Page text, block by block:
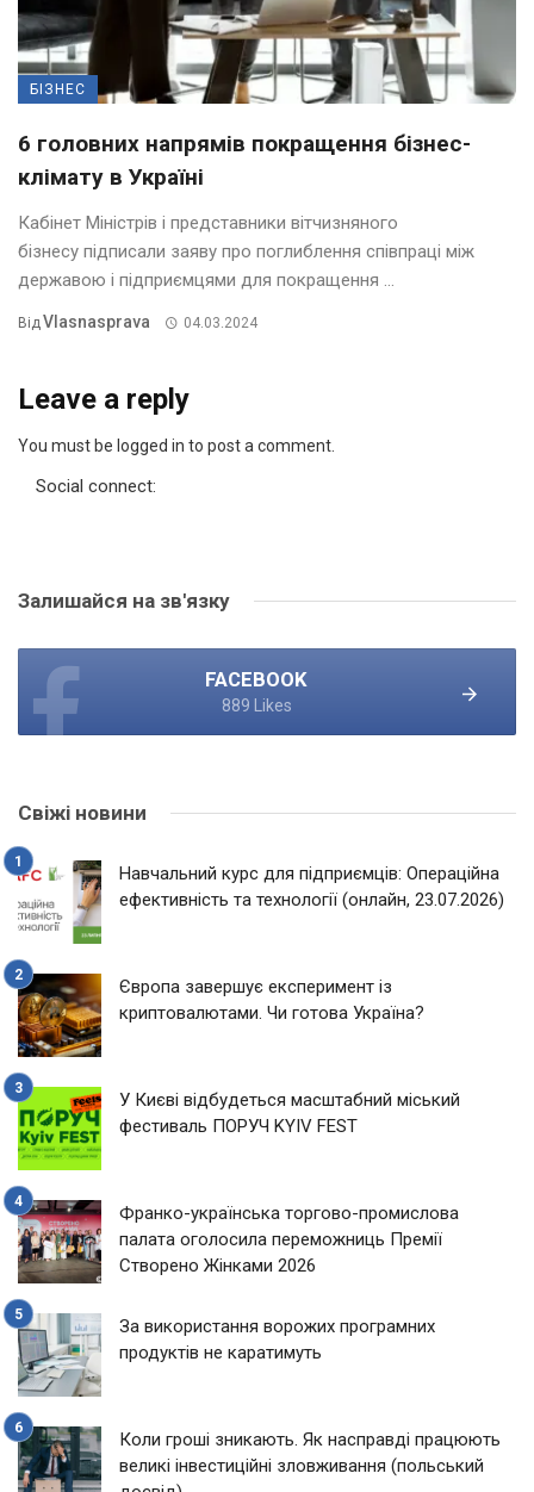
БІЗНЕС
6 головних напрямів покращення бізнес-
клімату в Україні
Кабінет Міністрів і представники вітчизняного
бізнесу підписали заяву про поглиблення співпраці між
державою і підприємцями для покращення ...
ВідVlasnasprava 04.03.2024
Leave a reply
You must be logged in to post a comment.
Social connect:
Залишайся на зв'язку
FACEBOOK
889 Likes
Свіжі новини
Навчальний курс для підприємців: Операційна
ефективність та технології (онлайн, 23.07.2026)
Європа завершує експеримент із
криптовалютами. Чи готова Україна?
У Києві відбудеться масштабний міський
фестиваль ПОРУЧ KYIV FEST
Франко-українська торгово-промислова
палата оголосила переможниць Премії
Створено Жінками 2026
За використання ворожих програмних
продуктів не каратимуть
Коли гроші зникають. Як насправді працюють
великі інвестиційні зловживання (польський